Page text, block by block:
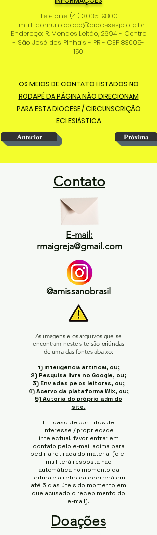
Telefone: (41) 3035-9800
E-mail: comunicacao@diocesesjp.org.br
Endereço: R. Mendes Leitão, 2694 - Centro
- São José dos Pinhais - PR - CEP 83005-
150
OS MEIOS DE CONTATO LISTADOS NO
RODAPÉ DA PÁGINA NÃO DIRECIONAM
PARA ESTA DIOCESE / CIRCUNSCRIÇÃO
ECLESIÁSTICA
Anterior Próxima
Contato
E-mail:
rmaigreja@gmail.com
@amissanobrasil
As imagens e os arquivos que se
encontram neste site são oriúndas
de uma das fontes abaixo:
1) Inteligência artifical, ou;
2) Pesquisa livre no Google, ou;
3) Enviadas pelos leitores, ou;
4) Acervo da plataforma Wix, ou;
5) Autoria do próprio adm do
site.
Em caso de conflitos de
interesse / propriedade
intelectual, favor entrar em
contato pelo e-mail acima para
pedir a retirada do material (o e-
mail terá resposta não
automática no momento da
leitura e a retirada ocorrerá em
até 5 dias úteis do momento em
que acusado o recebimento do
e-mail).
Doações